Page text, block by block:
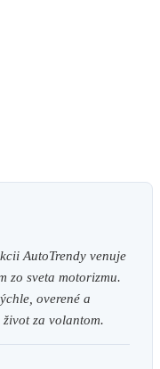
AutoTrendy venuje
zo sveta motorizmu.
overené a
za volantom.